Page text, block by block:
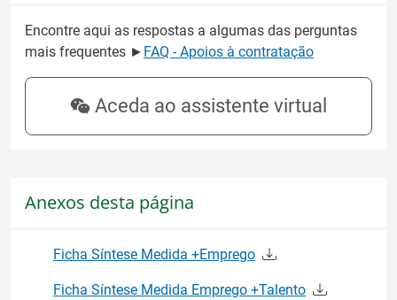
Encontre aqui as respostas a algumas das perguntas
mais frequentes ► FAQ - Apoios à contratação
Aceda ao assistente virtual
Anexos desta página
Ficha Síntese Medida +Emprego
Ficha Síntese Medida Emprego +Talento